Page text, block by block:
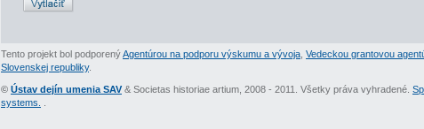
Tento projekt bol podporenýAgentúrou na podporu výskumu a vývoja Vedeckou grantovou
Slovenskej republiky.
© Ústav dejín umenia SAV & Societas historiae artium, 2008 - 2011. Všetky práva vyhradené.
systems.